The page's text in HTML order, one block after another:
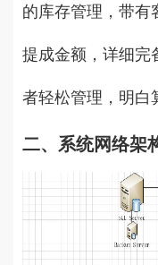
的库存管理，带有
提成金额，详细完
者轻松管理，明白
二、系统网络架